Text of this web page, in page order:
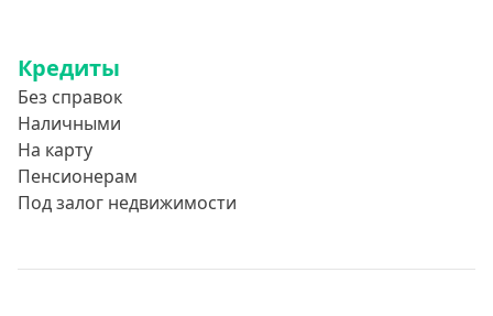
Кредиты
Без справок
Наличными
На карту
Пенсионерам
Под залог недвижимости